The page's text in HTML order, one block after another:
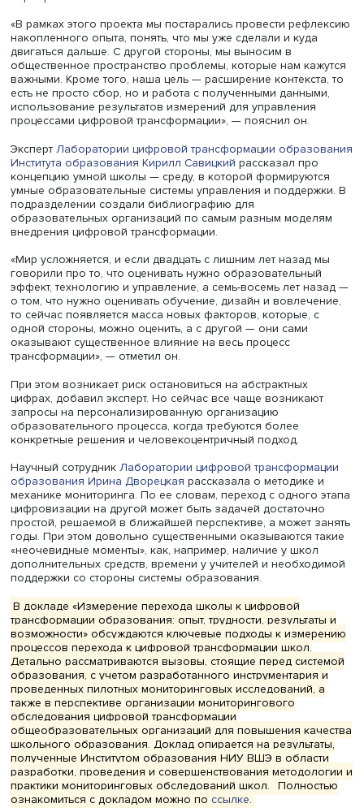
мониторингу цифровой трансформации школ
реализовывался по заказу Министерства
течение последних трех лет. Он проходил во всех
затронул очень большое количество образовательных
организаций. Следующим шагом стал вход в
проект «Цифровая трансформация» программы
«Приоритет-2030».
накопленного опыта, понять, что мы уже сделали и
двигаться дальше. С другой стороны, мы выносим в
общественное пространство проблемы, которые нам
важными. Кроме того, наша цель — расширение
есть не просто сбор, но и работа с полученными
использование результатов измерений для управления
Эксперт Лаборатории цифровой трансформации
Института образования Кирилл Савицкийрассказал
концепцию умной школы — среду, в которой
умные образовательные системы управления и
подразделении создали библиографию для
образовательных организаций по самым разным
«Мир усложняется, и если двадцать с лишним лет назад
говорили про то, что оценивать нужно
эффект, технологию и управление, а семь-восемь лет
то сейчас появляется масса новых факторов, которые,
одной стороны, можно оценить, а с другой — они сами
оказывают существенное влияние на весь процесс
трансформации», — отметил он.
При этом возникает риск остановиться на абстрактных
цифрах, добавил эксперт. Но сейчас все чаще
запросы на персонализированную организацию
образовательного процесса, когда требуются более
конкретные решения и человекоцентричный подход.
Научный сотрудникЛаборатории цифровой
образования Ирина Дворецкаярассказала о
механике мониторинга. По ее словам, переход с
цифровизации на другой может быть задачей
простой, решаемой в ближайшей перспективе, а может
годы. При этом довольно существенными оказываются
«неочевидные моменты», как, например, наличие у
дополнительных средств, времени у учителей и
поддержки со стороны системы образования.
В докладе «Измерение перехода школы к цифровой